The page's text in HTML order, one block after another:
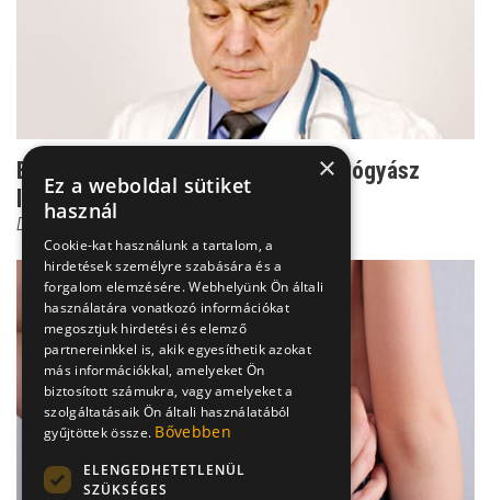
Ezt mondaná Dr. Csernus, ha bőrgyógyász
lenne!
Dr. Horváth Béla
×
Ez a weboldal sütiket
használ
Cookie-kat használunk a tartalom, a
hirdetések személyre szabására és a
forgalom elemzésére. Webhelyünk Ön általi
használatára vonatkozó információkat
megosztjuk hirdetési és elemző
partnereinkkel is, akik egyesíthetik azokat
más információkkal, amelyeket Ön
biztosított számukra, vagy amelyeket a
szolgáltatásaik Ön általi használatából
gyűjtöttek össze. Bővebben
ELENGEDHETETLENÜL
SZÜKSÉGES